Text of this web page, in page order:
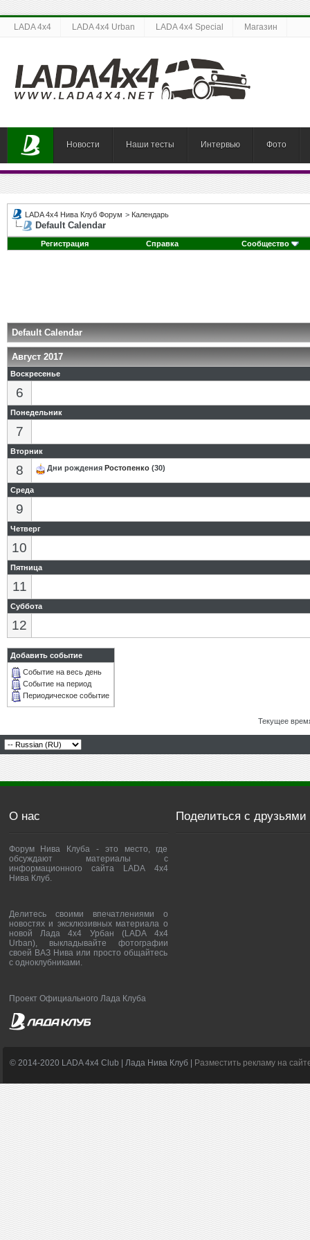
LADA 4x4 LADA 4x4 Urban LADA 4x4 Special Магазин
Новости Наши тесты Интервью Фото
LADA 4x4 Нива Клуб Форум > Календарь
Default Calendar
Регистрация Справка Сообщество
Default Calendar
Август 2017
Воскресенье
6
Понедельник
7
Вторник
8 Дни рождения Ростопенко (30)
Среда
9
Четверг
10
Пятница
11
Суббота
12
Добавить событие
Событие на весь день
Событие на период
Периодическое событие
Текущее
О нас
Форум Нива Клуба - это место, где
обсуждают материалы с
информационного сайта LADA 4x4
Нива Клуб.
Делитесь своими впечатлениями о
новостях и эксклюзивных материала о
новой Лада 4х4 Урбан (LADA 4x4
Urban), выкладывайте фотографии
своей ВАЗ Нива или просто общайтесь
с одноклубниками.
Проект Официального Лада Клуба
Поделиться с друзьями
© 2014-2020 LADA 4x4 Club | Лада Нива Клуб | Разместить рекламу на